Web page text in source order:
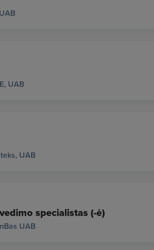
UAB
UAB
specialistas (-ė)
UAB